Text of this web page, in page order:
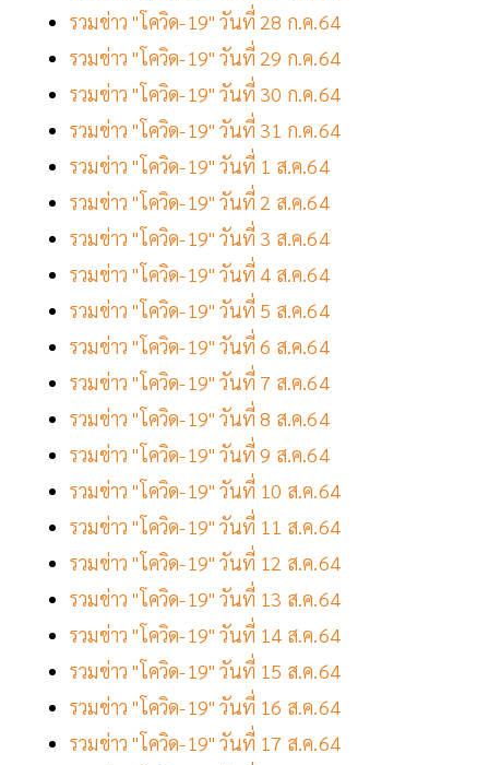
รวมข่าว "โควิด-19" วันที่ 28 ก.ค.64
รวมข่าว "โควิด-19" วันที่ 29 ก.ค.64
รวมข่าว "โควิด-19" วันที่ 30 ก.ค.64
รวมข่าว "โควิด-19" วันที่ 31 ก.ค.64
รวมข่าว "โควิด-19" วันที่ 1 ส.ค.64
รวมข่าว "โควิด-19" วันที่ 2 ส.ค.64
รวมข่าว "โควิด-19" วันที่ 3 ส.ค.64
รวมข่าว "โควิด-19" วันที่ 4 ส.ค.64
รวมข่าว "โควิด-19" วันที่ 5 ส.ค.64
รวมข่าว "โควิด-19" วันที่ 6 ส.ค.64
รวมข่าว "โควิด-19" วันที่ 7 ส.ค.64
รวมข่าว "โควิด-19" วันที่ 8 ส.ค.64
รวมข่าว "โควิด-19" วันที่ 9 ส.ค.64
รวมข่าว "โควิด-19" วันที่ 10 ส.ค.64
รวมข่าว "โควิด-19" วันที่ 11 ส.ค.64
รวมข่าว "โควิด-19" วันที่ 12 ส.ค.64
รวมข่าว "โควิด-19" วันที่ 13 ส.ค.64
รวมข่าว "โควิด-19" วันที่ 14 ส.ค.64
รวมข่าว "โควิด-19" วันที่ 15 ส.ค.64
รวมข่าว "โควิด-19" วันที่ 16 ส.ค.64
รวมข่าว "โควิด-19" วันที่ 17 ส.ค.64